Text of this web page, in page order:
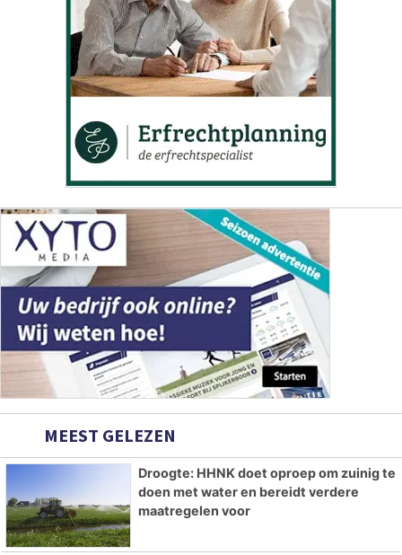
MEEST GELEZEN
Droogte: HHNK doet oproep om zuinig te
doen met water en bereidt verdere
maatregelen voor